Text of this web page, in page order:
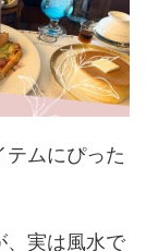
テムにぴった
、実は風水で